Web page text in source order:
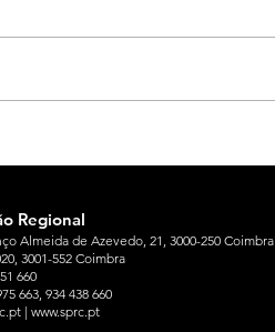
Regional
Almeida de Azevedo, 21, 3000-250 Coimbra
3001-552 Coimbra
660
663, 934 438 660
| www.sprc.pt